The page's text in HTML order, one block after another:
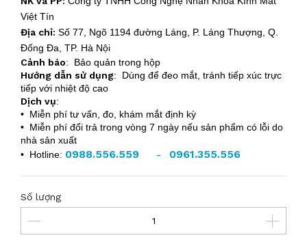
Việt Tín
Địa chỉ: Số 77, Ngõ 1194 đường Láng, P. Láng Thượng, Q.
Đống Đa, TP. Hà Nội
Cảnh báo: Bảo quản trong hộp
Hướng dẫn sử dụng: Dùng để đeo mắt, tránh tiếp xúc trực
tiếp với nhiệt độ cao
Dịch vụ:
• Miễn phí tư vấn, đo, khám mắt định kỳ
• Miễn phí đổi trả trong vòng 7 ngày nếu sản phẩm có lỗi do
nhà sản xuất
• Hotline: 0988.556.559 - 0961.355.556
Số lượng